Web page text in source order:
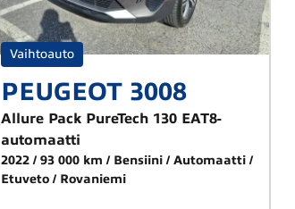
Vaihtoauto
PEUGEOT 3008
Allure Pack PureTech 130 EAT8-
automaatti
2022 93 000 km Bensiini
Automaatti
Etuveto
Rovaniemi